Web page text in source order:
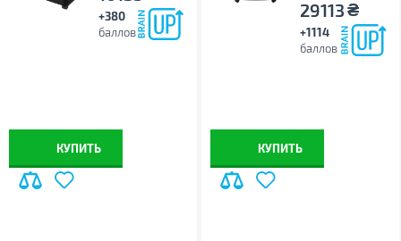
+380
баллов
КУПИТЬ
29113₴
+1114
баллов
КУПИТЬ